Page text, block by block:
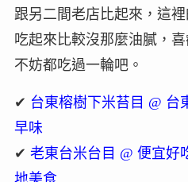
跟另二間老店比起來，這裡
吃起來比較沒那麼油膩，喜
不妨都吃過一輪吧。
✔ 台東榕樹下米苔目 @ 台
早味
✔ 老東台米台目 @ 便宜好